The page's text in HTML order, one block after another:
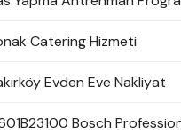
Catering Hizmeti
Evden Eve Nakliyat
Bosch